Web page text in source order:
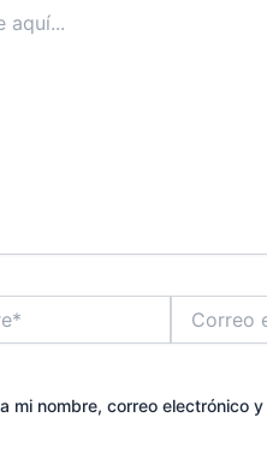
electrónico*
mi nombre, correo electrónico